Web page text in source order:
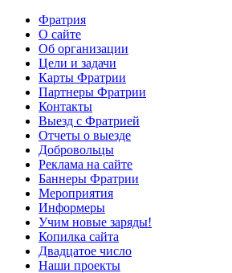
Фратрия
О сайте
Об организации
Цели и задачи
Карты Фратрии
Партнеры Фратрии
Контакты
Выезд с Фратрией
Отчеты о выезде
Добровольцы
Реклама на сайте
Баннеры Фратрии
Мероприятия
Информеры
Учим новые заряды!
Копилка сайта
Двадцатое число
Наши проекты